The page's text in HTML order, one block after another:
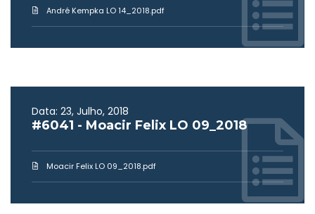
André Kempka LO 14_2018.pdf
Data: 23, Julho, 2018
#6041 - Moacir Felix LO 09_2018
Moacir Felix LO 09_2018.pdf